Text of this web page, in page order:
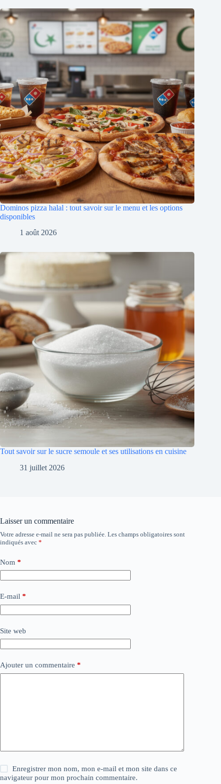
Dominos pizza halal : tout savoir sur le menu et les options
disponibles
1 août 2026
Tout savoir sur le sucre semoule et ses utilisations en cuisine
31 juillet 2026
Laisser un commentaire
Votre adresse e-mail ne sera pas publiée. Les champs obligatoires sont
indiqués avec *
Nom *
E-mail *
Site web
Ajouter un commentaire *
Enregistrer mon nom, mon e-mail et mon site dans ce
navigateur pour mon prochain commentaire.